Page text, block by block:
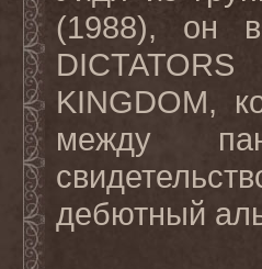
(1988), он
DICTATORS
KINGDOM,
между
дебютный